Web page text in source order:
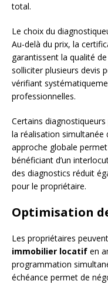
total.
Le choix du
Au-delà du prix, la
garantissent la qualité
solliciter plusieurs devis
vérifiant
professionnelles.
Certains
la réalisation simultanée
approche globale
bénéficiant d’un
des diagnostics réduit
pour le propriétaire.
Optimisation
Les propriétaires
immobilier locatif en
programmation
échéance permet de